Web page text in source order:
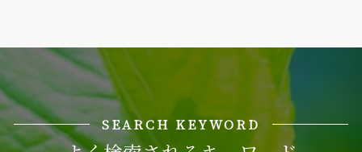
SEARCH KEYWORD